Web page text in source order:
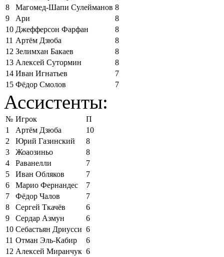
8
Магомед-Шапи Сулейманов 8
9
Ари
8
10 Джефферсон Фарфан
8
11 Артём Дзюба
8
12 Зелимхан Бакаев
8
13 Алексей Сутормин
8
14 Иван Игнатьев
7
15 Фёдор Смолов 7
Ассистенты:
№ Игрок
П
1
Артём Дзюба
10
2
Юрий Газинский
8
3
Жоаозиньо
8
4
Раванелли
7
5
Иван Обляков
7
6
Марио Фернандес
7
7
Фёдор Чалов
7
8
Сергей Ткачёв
6
9
Сердар Азмун
6
10 Себастьян Дриусси 6
11 Отман Эль-Кабир
6
12 Алексей Миранчук 6